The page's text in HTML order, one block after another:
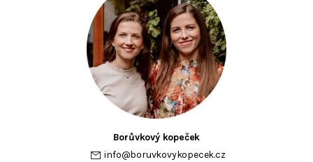
Borůvkový kopeček
info@boruvkovykopecek.cz